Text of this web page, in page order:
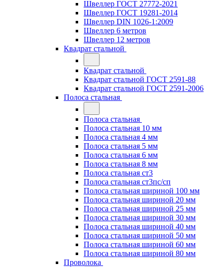
Швеллер ГОСТ 27772-2021
Швеллер ГОСТ 19281-2014
Швеллер DIN 1026-1:2009
Швеллер 6 метров
Швеллер 12 метров
Квадрат стальной
Квадрат стальной
Квадрат стальной ГОСТ 2591-88
Квадрат стальной ГОСТ 2591-2006
Полоса стальная
Полоса стальная
Полоса стальная 10 мм
Полоса стальная 4 мм
Полоса стальная 5 мм
Полоса стальная 6 мм
Полоса стальная 8 мм
Полоса стальная ст3
Полоса стальная ст3пс/сп
Полоса стальная шириной 100 мм
Полоса стальная шириной 20 мм
Полоса стальная шириной 25 мм
Полоса стальная шириной 30 мм
Полоса стальная шириной 40 мм
Полоса стальная шириной 50 мм
Полоса стальная шириной 60 мм
Полоса стальная шириной 80 мм
Проволока